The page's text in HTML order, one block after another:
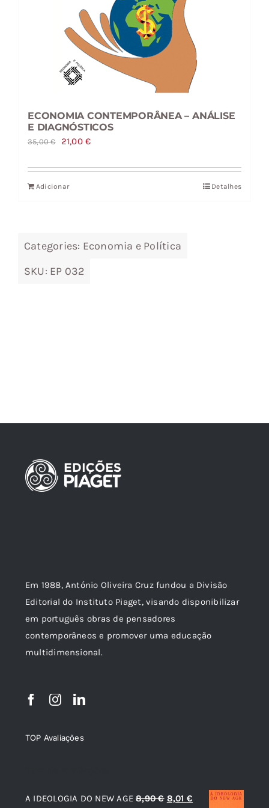
ECONOMIA CONTEMPORÂNEA – ANÁLISE
E DIAGNÓSTICOS
35,00€
O
original
era:
21,00€O
atual
Adicionar Detalhes
Categories: Economia e Política
SKU: EP 032
Em 1988, António Oliveira Cruz fundou a Divisão
Editorial do Instituto Piaget, visando disponibilizar
em português obras de pensadores
contemporâneos e promover uma educação
multidimensional.
TOP Avaliações
A IDEOLOGIA DO NEW AGE 8,90€ O
8,01 €